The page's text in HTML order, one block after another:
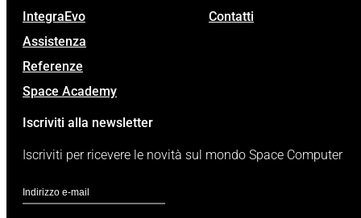
IntegraEvo
Assistenza
Referenze
Space Academy
Contatti
Iscriviti alla newsletter
Iscriviti per ricevere le novità sul mondo Space Computer